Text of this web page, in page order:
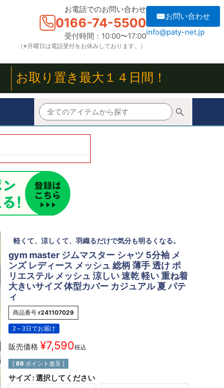
お電話でのお問い合わせ
0166-74-5500
受付時間：10:00〜17:00
（※月曜日は電話受付をお休みしております。）
✉お問い合わせ
info@paty-net.jp
お取り置き最大１４日間！
軽くて、涼しくて、羽織るだけで気分も明るくなる。
gym master ジムマスター シャツ 5分袖 メ
ンズ レディース メッシュ 総柄 薄手 透け ポ
リエステル メッシュ 涼しい 速乾 軽い 重ね着
大きいサイズ 体型カバー カジュアル 夏 パテ
ィ
商品番号 r241107029
2～3日でお届け
販売価格 ¥7,590税込
[ 69 ポイント進呈 ]
サイズ 選択してください